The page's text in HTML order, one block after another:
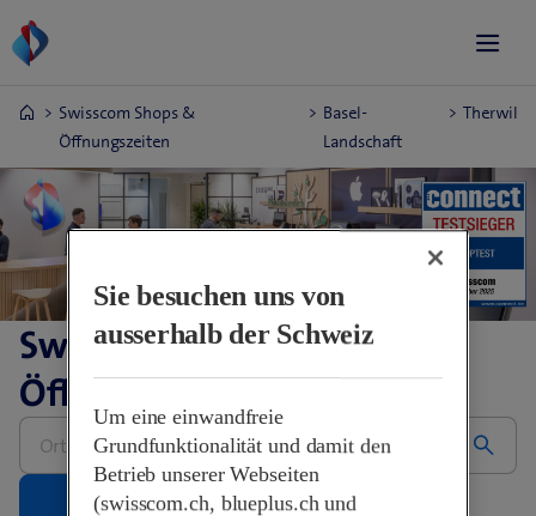
Swisscom Shops &
Öffnungszeiten
Basel-
Landschaft
Therwil
Swisscom Shops &
Öffnungszeiten
Bitte
Adresse
Sie besuchen uns von
ausserhalb der Schweiz
Um eine einwandfreie
Grundfunktionalität und damit den
Betrieb unserer Webseiten
(swisscom.ch, blueplus.ch und